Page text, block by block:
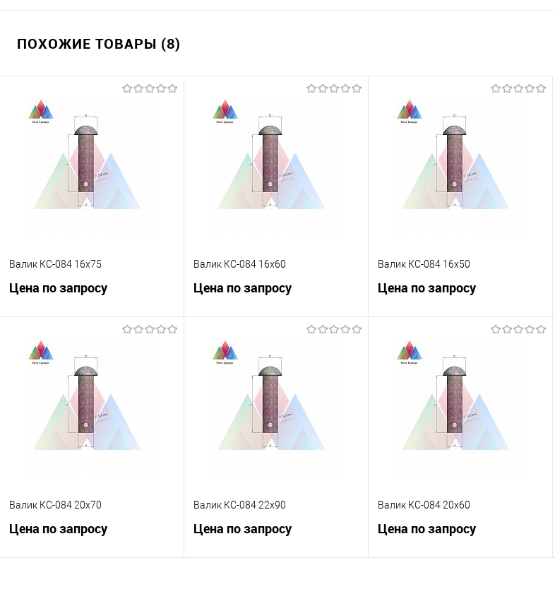
Запросить цену
Купить в 1 клик
К сравнению
В избранное
Под заказ
ПОХОЖИЕ ТОВАРЫ (8)
Валик КС-084 16х75
Цена по запросу
Запросить цену
Купить в 1 клик
В избранное
Валик КС-084 16х60
Цена по запросу
Запросить цену
Купить в 1 клик
В избранное
Валик КС-084 16х50
Цена по запросу
Запросить цену
Купить в 1 клик
В избранное
Валик КС-084 20х70
Цена по запросу
Валик КС-084 22х90
Цена по запросу
Валик КС-084 20х60
Цена по запросу